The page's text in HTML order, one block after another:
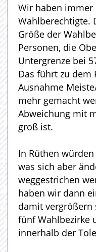
Wir haben immer
Wahlberechtigte.
Größe der
Personen, die
Untergrenze bei
Das führt zu dem
Ausnahme
mehr gemacht
Abweichung mit
groß ist.
In Rüthen
was sich aber
weggestrichen
haben wir dann
damit vergrößern
fünf Wahlbezirke
innerhalb der